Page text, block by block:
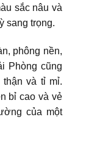
sắc nâu và
sang trọng.
phông nền,
Phòng cũng
và tỉ mỉ.
bỉ cao và vẻ
của một